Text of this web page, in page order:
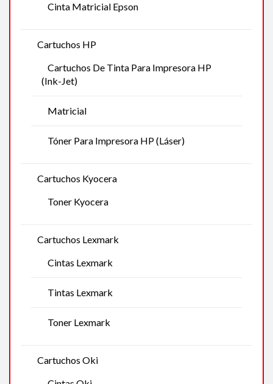
Cinta Matricial Epson
Cartuchos HP
Cartuchos De Tinta Para Impresora HP
(Ink-Jet)
Matricial
Tóner Para Impresora HP (Láser)
Cartuchos Kyocera
Toner Kyocera
Cartuchos Lexmark
Cintas Lexmark
Tintas Lexmark
Toner Lexmark
Cartuchos Oki